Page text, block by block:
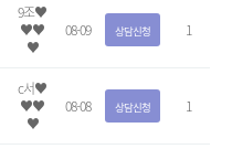
9조♥
♥♥
♥
08-09 상담신청 1
c서♥
♥♥
♥
08-08 상담신청 1